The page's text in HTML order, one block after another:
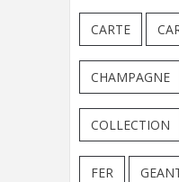
CARTE
CHAMPAGNE
COLLECTION
FER